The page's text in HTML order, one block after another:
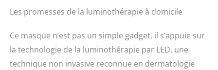
Les promesses de la luminothérapie à domicile
Ce masque n’est pas un simple gadget, il s’appuie sur
la technologie de la luminothérapie par LED, une
technique non invasive reconnue en dermatologie